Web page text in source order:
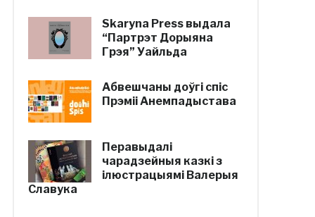
Skaryna Press выдала
“Партрэт Дорыяна
Грэя” Уайльда
Абвешчаны доўгі спіс
Прэміі Анемпадыстава
Перавыдалі
чарадзейныя казкі з
ілюстрацыямі Валерыя
Славука